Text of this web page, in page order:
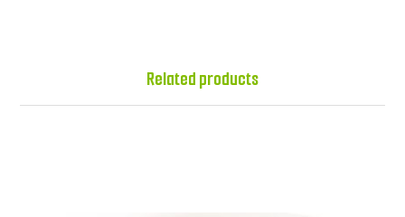
Related products